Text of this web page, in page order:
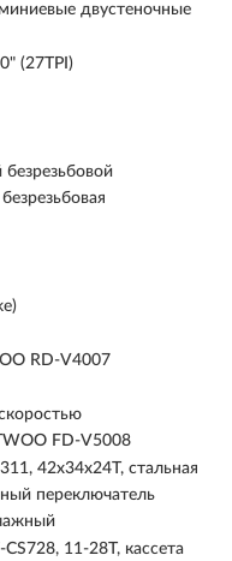
двустеночные
(27TPI)
RD-V4007
FD-V5008
42x34x24T, стальная
переключатель
11-28T, кассета